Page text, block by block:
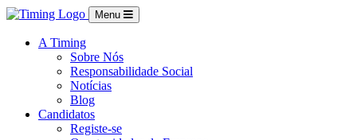
Menu
A Timing
Sobre Nós
Responsabilidade Social
Notícias
Blog
Candidatos
Registe-se